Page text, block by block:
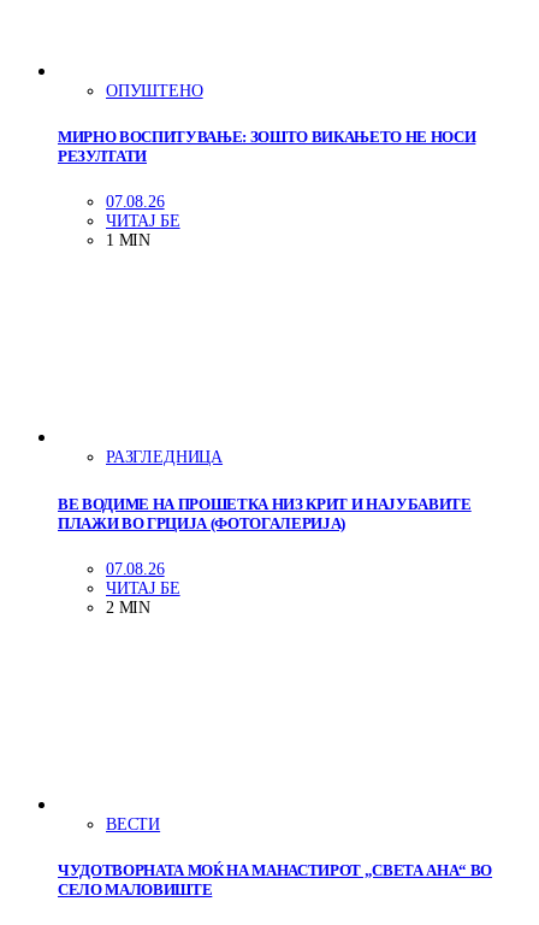
ОПУШТЕНО
МИРНО ВОСПИТУВАЊЕ: ЗОШТО ВИКАЊЕТО НЕ НОСИ
РЕЗУЛТАТИ
07.08.26
ЧИТАЈ БЕ
1 MIN
РАЗГЛЕДНИЦА
ВЕ ВОДИМЕ НА ПРОШЕТКА НИЗ КРИТ И НАЈУБАВИТЕ
ПЛАЖИ ВО ГРЦИЈА (ФОТОГАЛЕРИЈА)
07.08.26
ЧИТАЈ БЕ
2 MIN
ВЕСТИ
ЧУДОТВОРНАТА МОЌ НА МАНАСТИРОТ „СВЕТА АНА“ ВО
СЕЛО МАЛОВИШТЕ